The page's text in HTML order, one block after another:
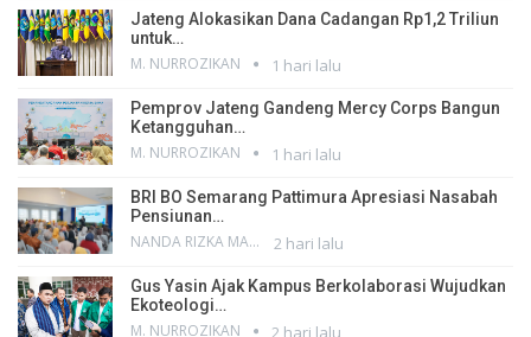
Jateng Alokasikan Dana Cadangan Rp1,2 Triliun
untuk…
M. NURROZIKAN 1 hari lalu
Pemprov Jateng Gandeng Mercy Corps Bangun
Ketangguhan…
M. NURROZIKAN 1 hari lalu
BRI BO Semarang Pattimura Apresiasi Nasabah
Pensiunan…
NANDA RIZKA MAHENDRA 2 hari lalu
Gus Yasin Ajak Kampus Berkolaborasi Wujudkan
Ekoteologi…
M. NURROZIKAN 2 hari lalu